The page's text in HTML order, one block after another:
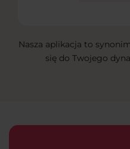
Nasza aplikacja to
się do Twojego